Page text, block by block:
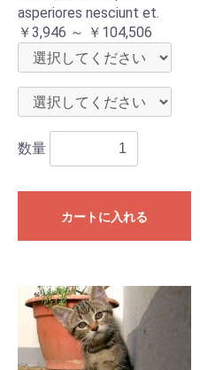
asperiores nesciunt et.
￥3,946 ～ ￥104,506
数量
カートに入れる